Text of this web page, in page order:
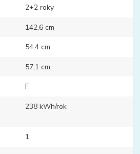
2+2 roky
142,6 cm
54,4 cm
57,1 cm
F
238 kWh/rok
1